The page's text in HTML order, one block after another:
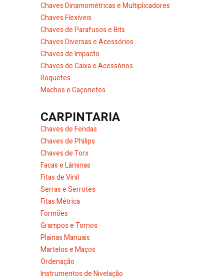
Chaves Dinamométricas e Multiplicadores
Chaves Flexíveis
Chaves de Parafusos e Bits
Chaves Diversas e Acessórios
Chaves de Impacto
Chaves de Caixa e Acessórios
Roquetes
Machos e Caçonetes
CARPINTARIA
Chaves de Fendas
Chaves de Philips
Chaves de Torx
Facas e Lâminas
Fitas de Vinil
Serras e Serrotes
Fitas Métrica
Formões
Grampos e Tornos
Plainas Manuais
Martelos e Maços
Ordenação
Instrumentos de Nivelação